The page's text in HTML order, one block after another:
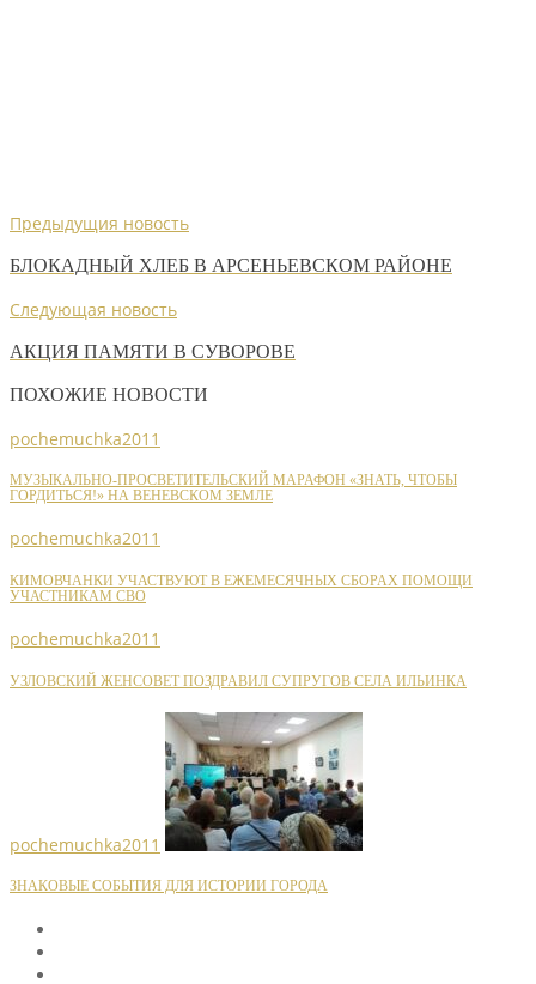
Предыдущия новость
БЛОКАДНЫЙ ХЛЕБ В АРСЕНЬЕВСКОМ РАЙОНЕ
Следующая новость
АКЦИЯ ПАМЯТИ В СУВОРОВЕ
ПОХОЖИЕ НОВОСТИ
pochemuchka2011
МУЗЫКАЛЬНО-ПРОСВЕТИТЕЛЬСКИЙ МАРАФОН «ЗНАТЬ, ЧТОБЫ
ГОРДИТЬСЯ!» НА ВЕНЕВСКОМ ЗЕМЛЕ
pochemuchka2011
КИМОВЧАНКИ УЧАСТВУЮТ В ЕЖЕМЕСЯЧНЫХ СБОРАХ ПОМОЩИ
УЧАСТНИКАМ СВО
pochemuchka2011
УЗЛОВСКИЙ ЖЕНСОВЕТ ПОЗДРАВИЛ СУПРУГОВ СЕЛА ИЛЬИНКА
pochemuchka2011
ЗНАКОВЫЕ СОБЫТИЯ ДЛЯ ИСТОРИИ ГОРОДА